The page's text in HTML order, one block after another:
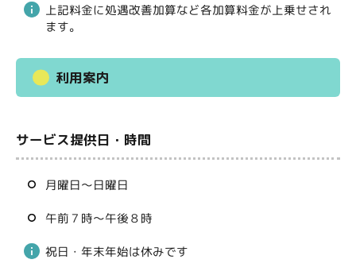
上記料金に処遇改善加算など各加算料金が上乗せされ
ます。
利用案内
サービス提供日・時間
月曜日～日曜日
午前７時～午後８時
祝日・年末年始は休みです